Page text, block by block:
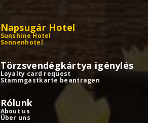
Napsugár Hotel
Sunshine Hotel
Sonnenhotel
Törzsvendégkártya igénylés
Loyalty card request
Stammgastkarte beantragen
Rólunk
About us
Über uns